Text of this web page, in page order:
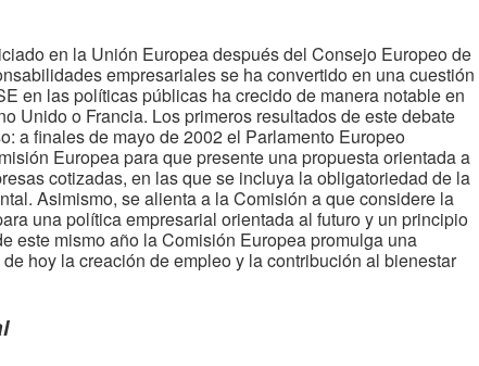
en la Unión Europea después del Consejo Europeo de
empresariales se ha convertido en una cuestión
en las políticas públicas ha crecido de manera notable en
Unido o Francia. Los primeros resultados de este debate
a finales de mayo de 2002 el Parlamento Europeo
Europea para que presente una propuesta orientada a
cotizadas, en las que se incluya la obligatoriedad de la
Asimismo, se alienta a la Comisión a que considere la
una política empresarial orientada al futuro y un principio
este mismo año la Comisión Europea promulga una
hoy la creación de empleo y la contribución al bienestar